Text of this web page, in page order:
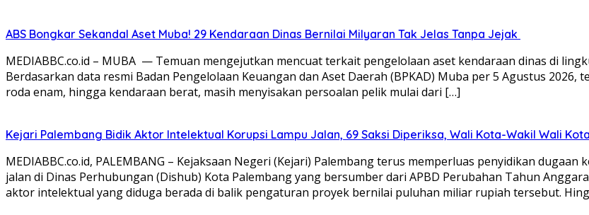
ABS Bongkar Sekandal Aset Muba! 29 Kendaraan Dinas Bernilai Milyaran Tak Jelas Tanpa Jejak
MEDIABBC.co.id – MUBA — Temuan mengejutkan mencuat terkait pengelolaan aset kendaraan dinas di
Berdasarkan data resmi Badan Pengelolaan Keuangan dan Aset Daerah (BPKAD) Muba per 5 Agustus
roda enam, hingga kendaraan berat, masih menyisakan persoalan pelik mulai dari […]
Kejari Palembang Bidik Aktor Intelektual Korupsi Lampu Jalan, 69 Saksi Diperiksa, Wali Kota-Wakil Wali
MEDIABBC.co.id, PALEMBANG – Kejaksaan Negeri (Kejari) Palembang terus memperluas penyidikan
jalan di Dinas Perhubungan (Dishub) Kota Palembang yang bersumber dari APBD Perubahan Tahun
aktor intelektual yang diduga berada di balik pengaturan proyek bernilai puluhan miliar rupiah tersebut.